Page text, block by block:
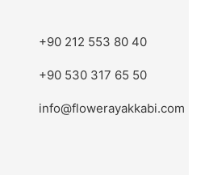
+90 212 553 80 40
+90 530 317 65 50
info@flowerayakkabi.com